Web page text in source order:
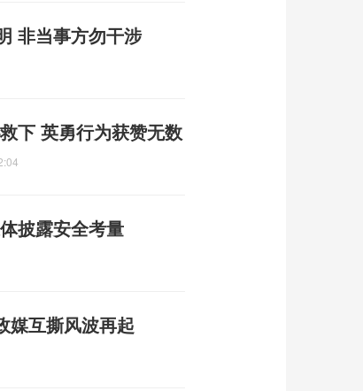
非当事方勿干涉
下 英勇行为获赞无数
披露安全考量
媒互撕风波再起